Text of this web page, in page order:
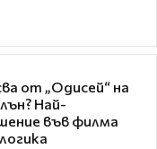
от „Одисей“ на
Най-
във филма